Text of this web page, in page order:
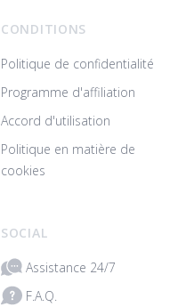
CONDITIONS
Politique de confidentialité
Programme d'affiliation
Accord d'utilisation
Politique en matière de
cookies
SOCIAL
Assistance 24/7
F.A.Q.